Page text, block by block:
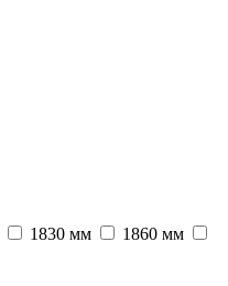
1830 мм
1860 мм